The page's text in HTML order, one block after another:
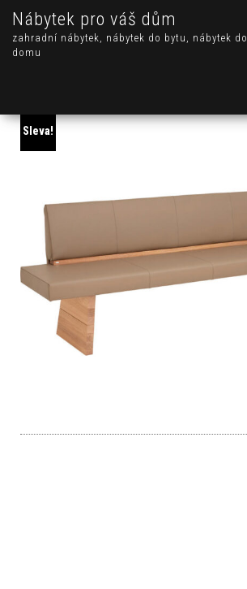
Nábytek pro váš dům
zahradní nábytek, nábytek do bytu, nábytek do
domu
Sleva!